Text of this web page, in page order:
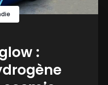
: